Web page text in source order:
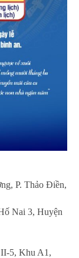
P. Thảo Điền,
Nai 3, Huyện
5, Khu A1,